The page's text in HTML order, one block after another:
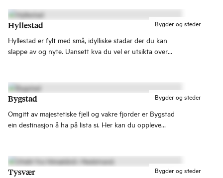
Bygder og steder
Hyllestad
Hyllestad er fylt med små, idylliske stadar der du kan
slappe av og nyte. Uansett kva du vel er utsikta over
Bygder og steder
Bygstad
Omgitt av majestetiske fjell og vakre fjorder er Bygstad
ein destinasjon å ha på lista si. Her kan du oppleve
Bygder og steder
Tysvær